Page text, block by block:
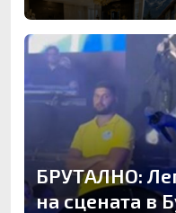
БРУТАЛНО:
на сцената в